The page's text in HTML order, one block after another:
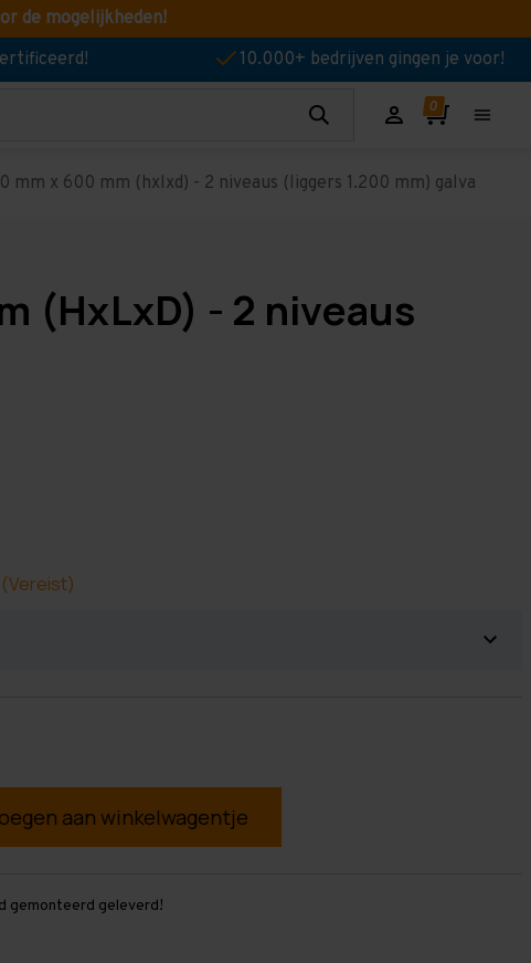
de mogelijkheden!
10.000+ bedrijven gingen je voor!
x 600 mm (hxlxd) - 2 niveaus (liggers 1.200 mm) galva
(HxLxD) - 2 niveaus
(Vereist)
gemonteerd geleverd!